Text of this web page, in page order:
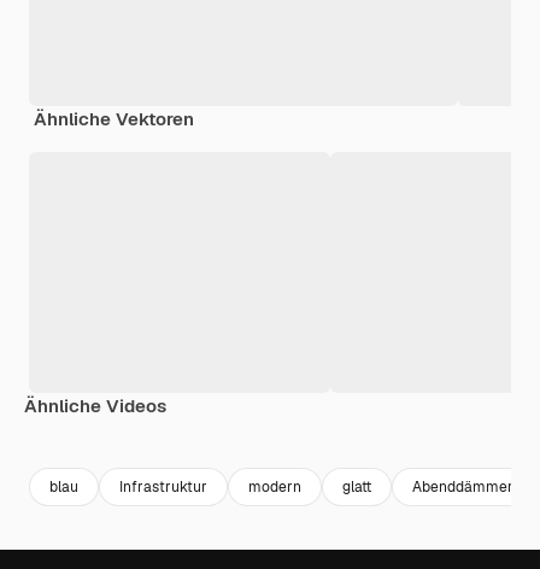
Ähnliche Vektoren
Ähnliche Videos
blau Infrastruktur modern glatt Abenddämmerung